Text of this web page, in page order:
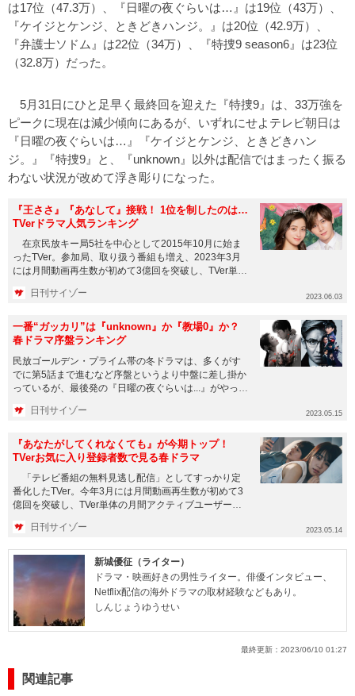
は17位（47.3万）、『日曜の夜ぐらいは…』は19位（43万）、
『ケイジとケンジ、ときどきハンジ。』は20位（42.9万）、
『弁護士ソドム』は22位（34万）、『特捜9 season6』は23位
（32.8万）だった。
5月31日にひと足早く最終回を迎えた『特捜9』は、33万強を
ピークに現在は減少傾向にあるが、いずれにせよテレビ朝日は
『日曜の夜ぐらいは…』『ケイジとケンジ、ときどきハン
ジ。』『特捜9』と、『unknown』以外は配信ではまったく振る
わない状況が改めて浮き彫りになった。
『王ささ』『あなして』接戦！ 1位を制したのは…
TVerドラマ人気ランキング
在京民放キー局5社を中心として2015年10月に始ま
ったTVer。参加局、取り扱う番組も増え、2023年3月
には月間動画再生数が初めて3億回を突破し、TVer単体
日刊サイゾー 2023.06.03
一番“ガッカリ”は『unknown』か『教場0』か？
春ドラマ序盤ランキング
民放ゴールデン・プライム帯の冬ドラマは、多くがす
でに第5話まで進むなど序盤というより中盤に差し掛か
っているが、最後発の『日曜の夜ぐらいは...』がやっと
日刊サイゾー 2023.05.15
『あなたがしてくれなくても』が今期トップ！
TVerお気に入り登録者数で見る春ドラマ
「テレビ番組の無料見逃し配信」としてすっかり定
番化したTVer。今年3月には月間動画再生数が初めて3
億回を突破し、TVer単体の月間アクティブユーザー数
日刊サイゾー 2023.05.14
新城優征（ライター）
ドラマ・映画好きの男性ライター。俳優インタビュー、
Netflix配信の海外ドラマの取材経験などもあり。
しんじょうゆうせい
最終更新： 2023/06/10 01:27
関連記事